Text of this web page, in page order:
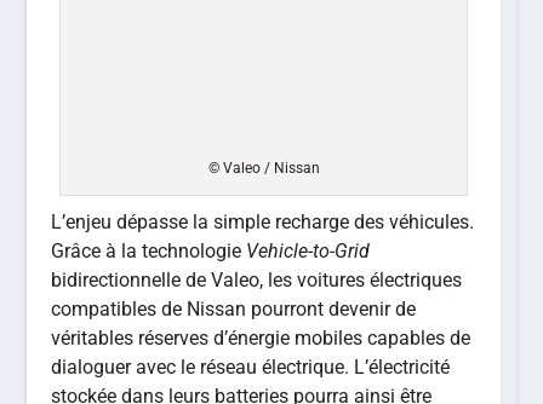
© Valeo / Nissan
L’enjeu dépasse la simple recharge des véhicules.
Grâce à la technologie Vehicle-to-Grid
bidirectionnelle de Valeo, les voitures électriques
compatibles de Nissan pourront devenir de
véritables réserves d’énergie mobiles capables de
dialoguer avec le réseau électrique. L’électricité
stockée dans leurs batteries pourra ainsi être